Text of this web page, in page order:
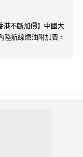
港不斷加價】中國大
航線燃油附加費，